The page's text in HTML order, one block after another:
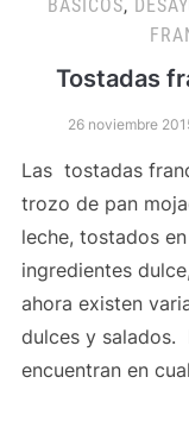
BÁSICOS,
Tostadas
26 noviembre
Las tostadas
trozo de pan
leche, tostados
ingredientes
ahora existen
dulces y salados.
encuentran en